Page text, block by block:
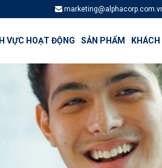
VỰC HOẠT ĐỘNG SẢN PHẨM